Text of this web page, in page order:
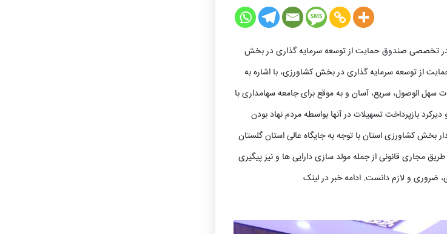
مادر تخصصی صندوق حمایت از توسعه سرمایه گذاری در بخش
از توسعه سرمایه گذاری در بخش کشاورزی، با اشاره به
الوصول، سریع، آسان و به موقع برای جامعه سهامداری با
و دیرکرد بازپرداخت تسهیلات در آنها بواسطه مردم نهاد بودن
بخش کشاورزی استان با توجه به جایگاه عالی استان گلستان
مجاری قانونی از جمله مولد سازی دارایی ها و نیز پیگیری
ضروری و لازم دانست. ادامه خبر در لینک